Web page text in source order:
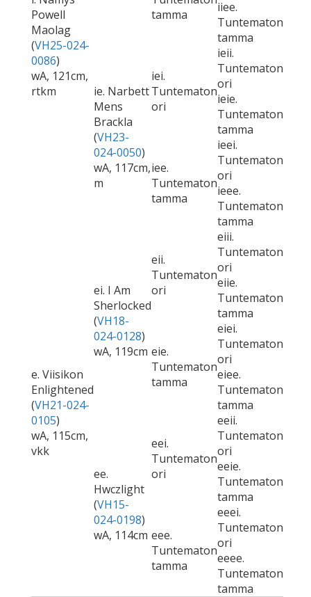
Powell
Maolag
(VH25-024-
0086)
wA, 121cm,
rtkm
tamma
iiee.
Tuntematon
tamma
ie. Narbett
Mens
Brackla
(VH23-
024-0050)
wA, 117cm,
m
iei.
Tuntematon
ori
ieii.
Tuntematon
ori
ieie.
Tuntematon
tamma
iee.
Tuntematon
tamma
ieei.
Tuntematon
ori
ieee.
Tuntematon
tamma
e. Viisikon
Enlightened
(VH21-024-
0105)
wA, 115cm,
vkk
ei. I Am
Sherlocked
(VH18-
024-0128)
wA, 119cm
eii.
Tuntematon
ori
eiii.
Tuntematon
ori
eiie.
Tuntematon
tamma
eie.
Tuntematon
tamma
eiei.
Tuntematon
ori
eiee.
Tuntematon
tamma
ee.
Hwczlight
(VH15-
024-0198)
wA, 114cm
eei.
Tuntematon
ori
eeii.
Tuntematon
ori
eeie.
Tuntematon
tamma
eee.
Tuntematon
tamma
eeei.
Tuntematon
ori
eeee.
Tuntematon
tamma